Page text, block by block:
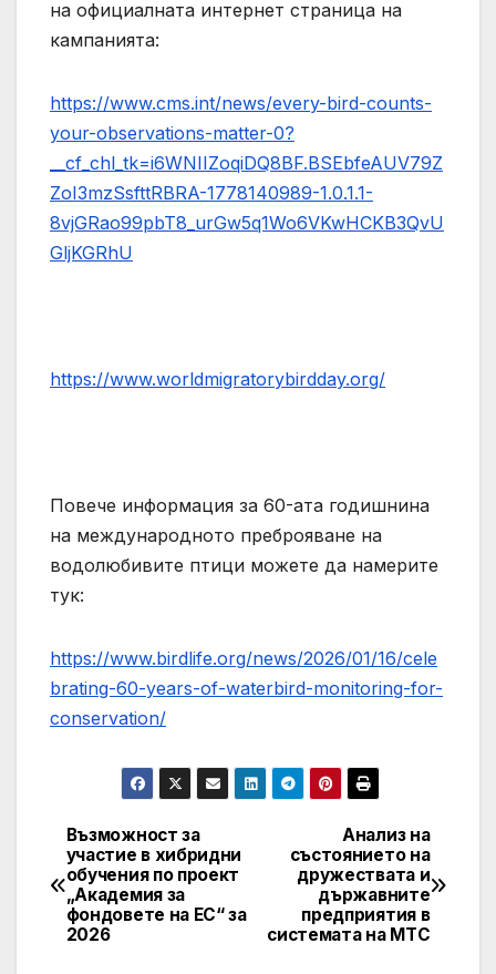
на официалната интернет страница на
кампанията:
https://www.cms.int/news/every-bird-counts-
your-observations-matter-0?
__cf_chl_tk=i6WNIIZoqiDQ8BF.BSEbfeAUV79Z
ZoI3mzSsfttRBRA-1778140989-1.0.1.1-
8vjGRao99pbT8_urGw5q1Wo6VKwHCKB3QvU
GljKGRhU
https://www.worldmigratorybirdday.org/
Повече информация за 60-ата годишнина
на международното преброяване на
водолюбивите птици можете да намерите
тук:
https://www.birdlife.org/news/2026/01/16/cele
brating-60-years-of-waterbird-monitoring-for-
conservation/
Post
navigation
Анализ на
състоянието на
дружествата и
държавните
предприятия в
системата на МТС
Възможност за
участие в хибридни
обучения по проект
„Академия за
фондовете на ЕС“ за
2026